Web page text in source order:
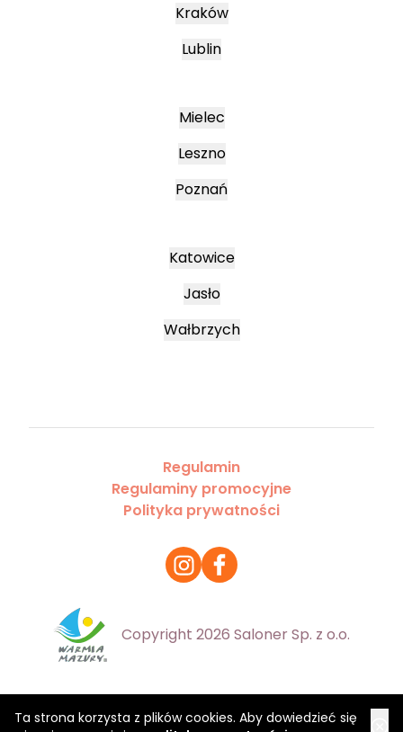
Ta strona korzysta z plików cookies. Aby dowiedzieć się
Kraków
Lublin
Mielec
Leszno
Poznań
Katowice
Jasło
Wałbrzych
Regulamin
Regulaminy promocyjne
Polityka prywatności
Copyright 2026 Saloner Sp. z o.o.